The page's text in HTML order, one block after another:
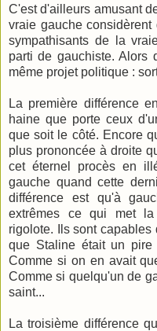
C'est d'ailleurs amusant
vraie gauche
sympathisants de la
parti de gauchiste. Alors
même projet politique :
La première différence
haine que porte ceux
que soit le côté. Encore
plus prononcée à droite
cet éternel procès en
gauche quand cette
différence est qu'à
extrêmes ce qui met
rigolote. Ils sont
que Staline était un pire
Comme si on en avait
Comme si quelqu'un de
saint...
La troisième différence